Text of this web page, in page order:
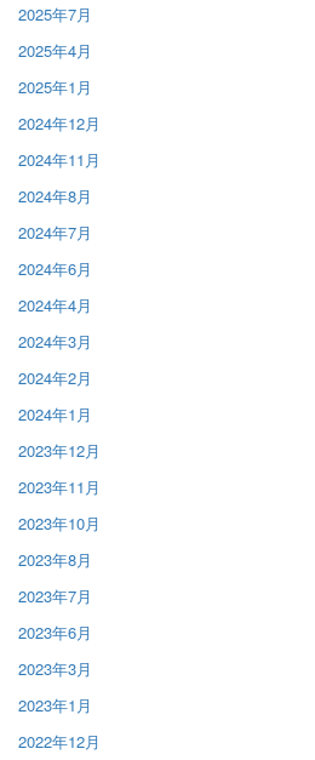
2025年7月
2025年4月
2025年1月
2024年12月
2024年11月
2024年8月
2024年7月
2024年6月
2024年4月
2024年3月
2024年2月
2024年1月
2023年12月
2023年11月
2023年10月
2023年8月
2023年7月
2023年6月
2023年3月
2023年1月
2022年12月